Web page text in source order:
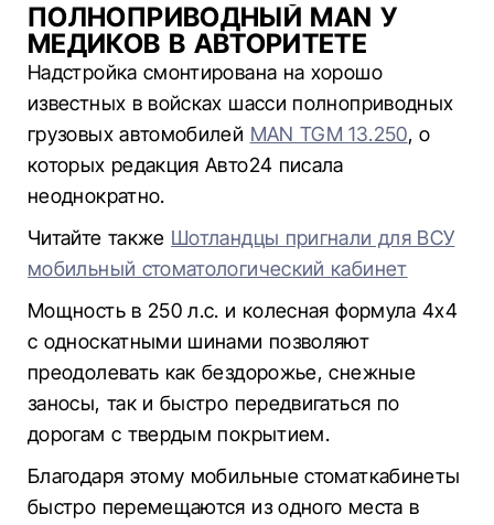
ПОЛНОПРИВОДНЫЙ MAN У
МЕДИКОВ В АВТОРИТЕТЕ
Надстройка смонтирована на хорошо
известных в войсках шасси полноприводных
грузовых автомобилей MAN TGM 13.250, о
которых редакция Авто24 писала
неоднократно.
Читайте также Шотландцы пригнали для ВСУ
мобильный стоматологический кабинет
Мощность в 250 л.с. и колесная формула 4х4
с односкатными шинами позволяют
преодолевать как бездорожье, снежные
заносы, так и быстро передвигаться по
дорогам с твердым покрытием.
Благодаря этому мобильные стоматкабинеты
быстро перемещаются из одного места в